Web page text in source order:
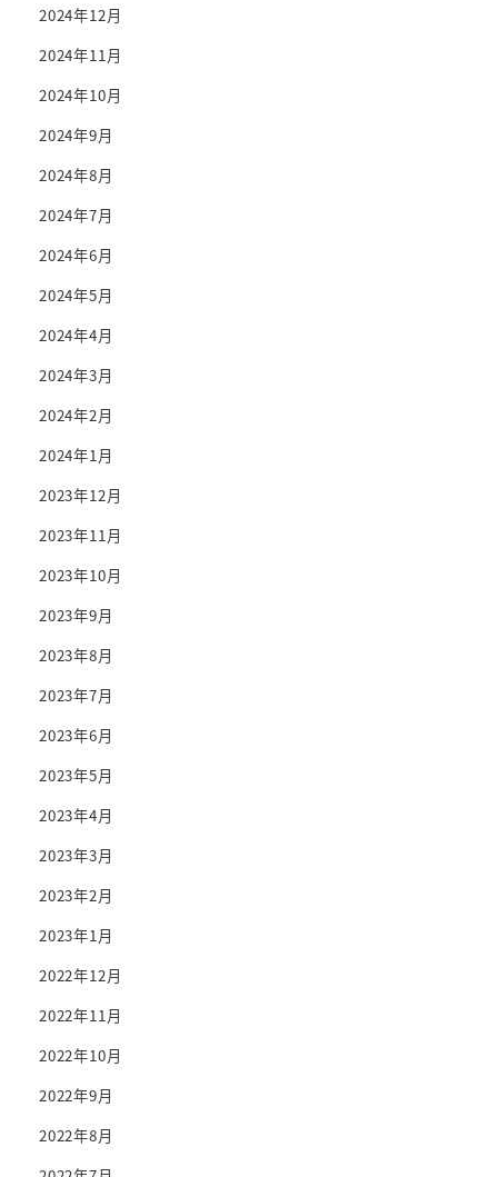
2024年12月
2024年11月
2024年10月
2024年9月
2024年8月
2024年7月
2024年6月
2024年5月
2024年4月
2024年3月
2024年2月
2024年1月
2023年12月
2023年11月
2023年10月
2023年9月
2023年8月
2023年7月
2023年6月
2023年5月
2023年4月
2023年3月
2023年2月
2023年1月
2022年12月
2022年11月
2022年10月
2022年9月
2022年8月